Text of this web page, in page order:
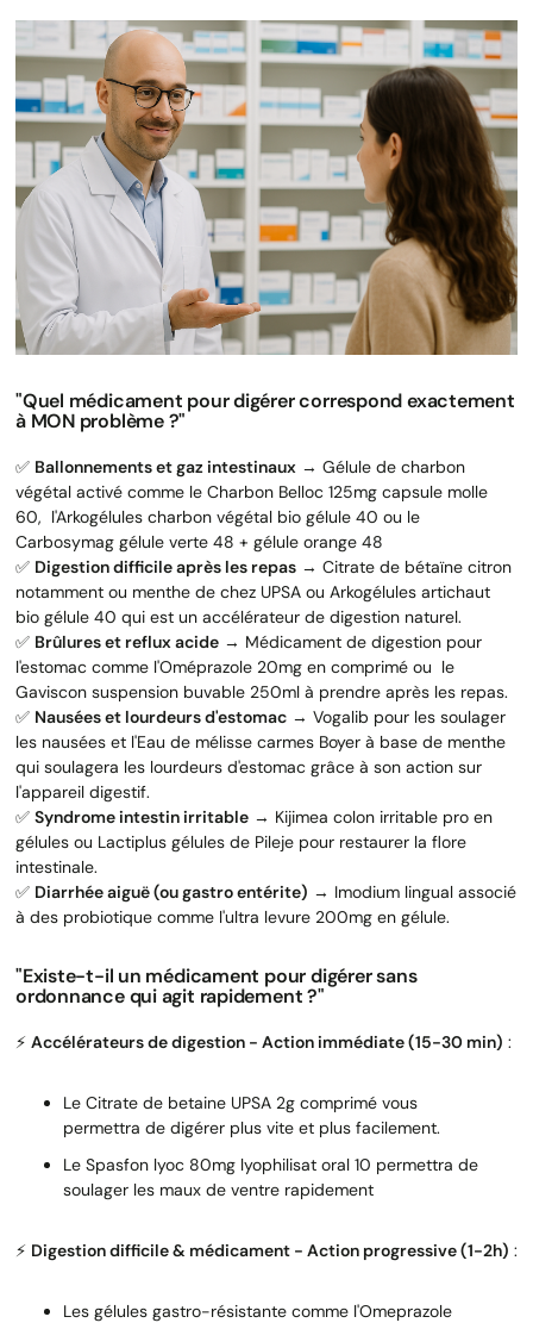
"Quel médicament pour digérer correspond exactement
à MON problème ?"
✅ Ballonnements et gaz intestinaux → Gélule de charbon
végétal activé comme le Charbon Belloc 125mg capsule molle
60, l'Arkogélules charbon végétal bio gélule 40 ou le
Carbosymag gélule verte 48 + gélule orange 48
✅ Digestion difficile après les repas → Citrate de bétaïne citron
notamment ou menthe de chez UPSA ou Arkogélules artichaut
bio gélule 40 qui est un accélérateur de digestion naturel.
✅ Brûlures et reflux acide → Médicament de digestion pour
l'estomac comme l'Oméprazole 20mg en comprimé ou le
Gaviscon suspension buvable 250ml à prendre après les repas.
✅ Nausées et lourdeurs d'estomac → Vogalib pour les soulager
les nausées et l'Eau de mélisse carmes Boyer à base de menthe
qui soulagera les lourdeurs d'estomac grâce à son action sur
l'appareil digestif.
✅ Syndrome intestin irritable → Kijimea colon irritable pro en
gélules ou Lactiplus gélules de Pileje pour restaurer la flore
intestinale.
✅ Diarrhée aiguë (ou gastro entérite) → Imodium lingual associé
à des probiotique comme l'ultra levure 200mg en gélule.
"Existe-t-il un médicament pour digérer sans
ordonnance qui agit rapidement ?"
⚡ Accélérateurs de digestion - Action immédiate (15-30 min) :
Le Citrate de betaine UPSA 2g comprimé vous
permettra de digérer plus vite et plus facilement.
Le Spasfon lyoc 80mg lyophilisat oral 10 permettra de
soulager les maux de ventre rapidement
⚡ Digestion difficile & médicament - Action progressive (1-2h) :
Les gélules gastro-résistante comme l'Omeprazole